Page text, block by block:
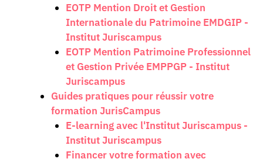
EOTP Mention Droit et Gestion
Internationale du Patrimoine EMDGIP -
Institut Juriscampus
EOTP Mention Patrimoine Professionnel
et Gestion Privée EMPPGP - Institut
Juriscampus
Guides pratiques pour réussir votre
formation JurisCampus
E-learning avec l'Institut Juriscampus -
Institut Juriscampus
Financer votre formation avec